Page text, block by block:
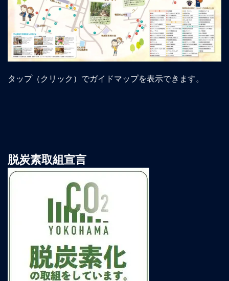
タップ（クリック）でガイドマップを表示できます。
脱炭素取組宣言